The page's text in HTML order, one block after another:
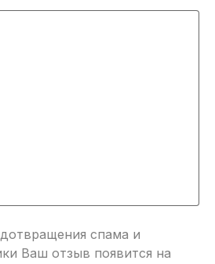
спама и
Ваш отзыв появится на